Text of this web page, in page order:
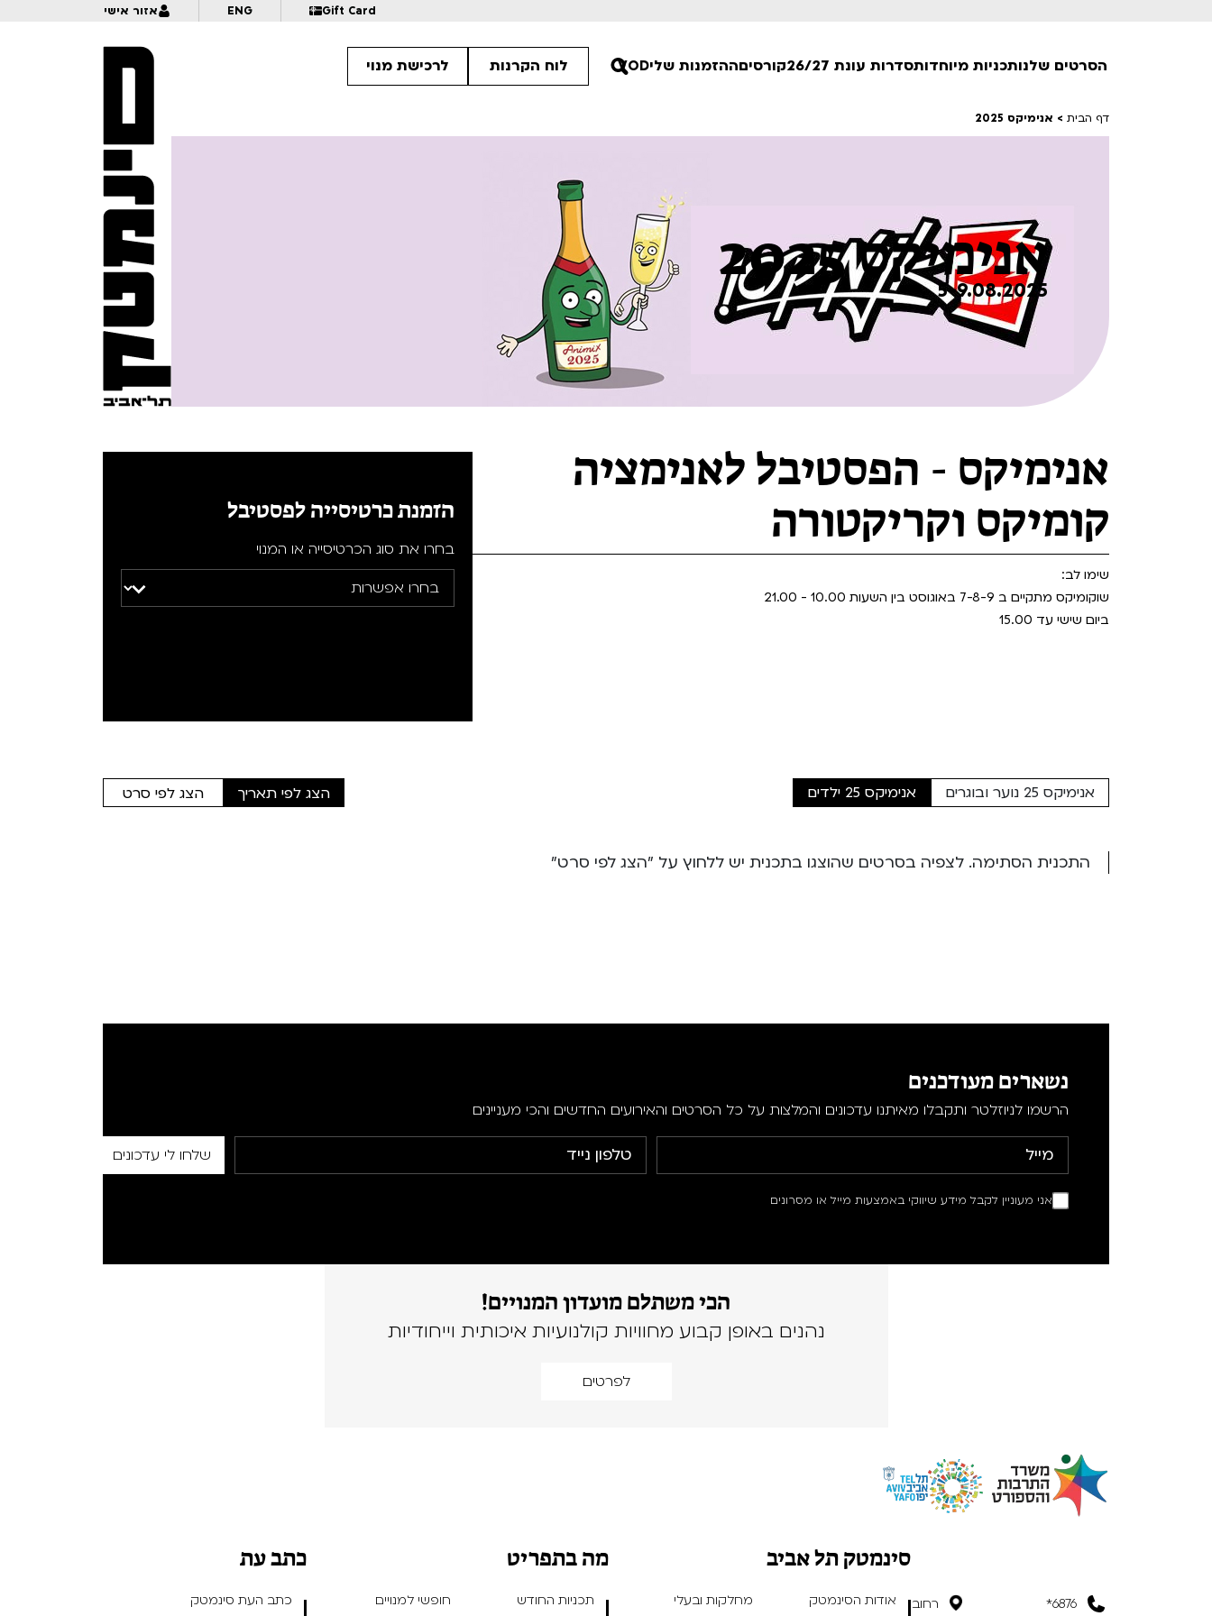
Gift Card
ENG אזור אישי
הסרטים שלנו
סרט פלוס
לילדים ולכל המשפחה
הקרנות על פופים
מועדון אנגלית לקטנטנים
מועדון אנגלית לכל המשפחה
ראשון בקולנוע
Teen Screen
לפי ימים
פסטיבל אנימיקס 2026
לפרטים
תכניות מיוחדותסדרות עונת 26/27 קורסיםההזמנות שליVOD לוח הקרנות לרכישת מנוי
דף הבית > אנימיקס 2025
אנימיקס 2025
5-9.08.2025
אנימיקס - הפסטיבל לאנימציה
קומיקס וקריקטורה
שימו לב:
שוקומיקס מתקיים ב 7-8-9 באוגוסט בין השעות 10.00 - 21.00
ביום שישי עד 15.00
הזמנת כרטיסייה לפסטיבל
בחרו את סוג הכרטיסייה או המנוי
אנימיקס 25 נוער ובוגרים אנימיקס 25 ילדים הצג לפי תאריך הצג לפי סרט
התכנית הסתימה. לצפיה בסרטים שהוצגו בתכנית יש ללחוץ על "הצג לפי סרט"
נשארים מעודכנים
הרשמו לניוזלטר ותקבלו מאיתנו עדכונים והמלצות על כל הסרטים והאירועים החדשים והכי מעניינים
אני מעוניין לקבל מידע שיווקי באמצעות מייל או מסרונים
הכי משתלם מועדון המנויים!
נהנים באופן קבוע מחוויות קולנועיות איכותית וייחודיות
לפרטים
6876*
רחוב
סינמטק תל אביב
אודות הסינמטק
מחלקות ובעלי
מה בתפריט
תכניות החודש חופשי למנויים
כתב עת
כתב העת סינמטק